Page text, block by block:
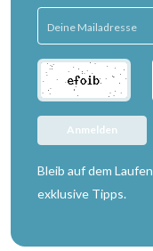
Anmelden
Bleib auf dem
exklusive Tipps.